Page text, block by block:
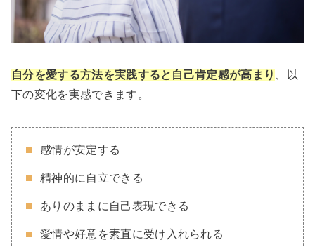
自分を愛する方法を実践すると自己肯定感が高まり 、以
下の変化を実感できます。
感情が安定する
精神的に自立できる
ありのままに自己表現できる
愛情や好意を素直に受け入れられる